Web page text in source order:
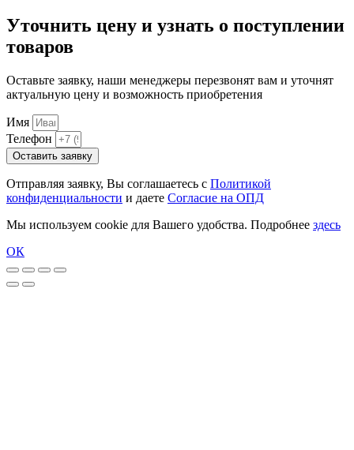
Уточнить цену и узнать о поступлении
товаров
Оставьте заявку, наши менеджеры перезвонят вам и уточнят
актуальную цену и возможность приобретения
Имя
Телефон
Оставить заявку
Отправляя заявку, Вы соглашаетесь с Политикой
конфиденциальности и даете Согласие на ОПД
Мы используем cookie для Вашего удобства. Подробнее здесь
ОК